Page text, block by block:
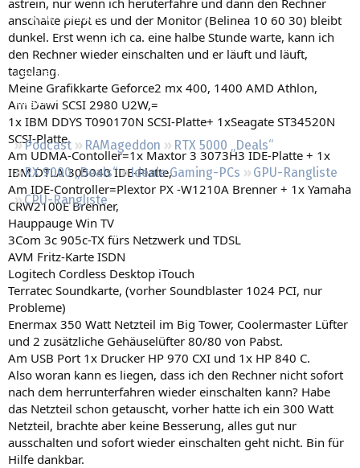
Neue Beiträge
Neueste Aktivitäten
Leserartikel
Regeln
Podcast RAMageddon
RTX 5000 „Deals“
RX 9000 „Deals“
Ideale Gaming-PCs
GPU-Rangliste
CPU-Rangliste
anschalte piept es und der Monitor (Belinea 10 60 30) bleibt
dunkel. Erst wenn ich ca. eine halbe Stunde warte, kann ich
den Rechner wieder einschalten und er läuft und läuft,
tagelang.
Meine Grafikkarte Geforce2 mx 400, 1400 AMD Athlon,
Am Dawi SCSI 2980 U2W,=
1x IBM DDYS T090170N SCSI-Platte+ 1xSeagate ST34520N
SCSI-Platte,
Am UDMA-Contoller=1x Maxtor 3 3073H3 IDE-Platte + 1x
IBM DTLA 305040 IDE-Platte,
Am IDE-Controller=Plextor PX -W1210A Brenner + 1x Yamaha
CRW2100E Brenner,
Hauppauge Win TV
3Com 3c 905c-TX fürs Netzwerk und TDSL
AVM Fritz-Karte ISDN
Logitech Cordless Desktop iTouch
Terratec Soundkarte, (vorher Soundblaster 1024 PCI, nur
Probleme)
Enermax 350 Watt Netzteil im Big Tower, Coolermaster Lüfter
und 2 zusätzliche Gehäuselüfter 80/80 von Pabst.
Am USB Port 1x Drucker HP 970 CXI und 1x HP 840 C.
Also woran kann es liegen, dass ich den Rechner nicht sofort
nach dem herrunterfahren wieder einschalten kann? Habe
das Netzteil schon getauscht, vorher hatte ich ein 300 Watt
Netzteil, brachte aber keine Besserung, alles gut nur
ausschalten und sofort wieder einschalten geht nicht. Bin für
Hilfe dankbar.